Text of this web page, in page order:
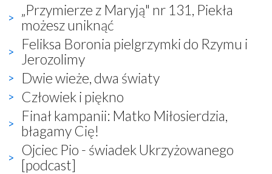
„Przymierze z Maryją" nr 131, Piekła
możesz uniknąć
Feliksa Boronia pielgrzymki do Rzymu i
Jerozolimy
Dwie wieże, dwa światy
Człowiek i piękno
Finał kampanii: Matko Miłosierdzia,
błagamy Cię!
Ojciec Pio - świadek Ukrzyżowanego
[podcast]